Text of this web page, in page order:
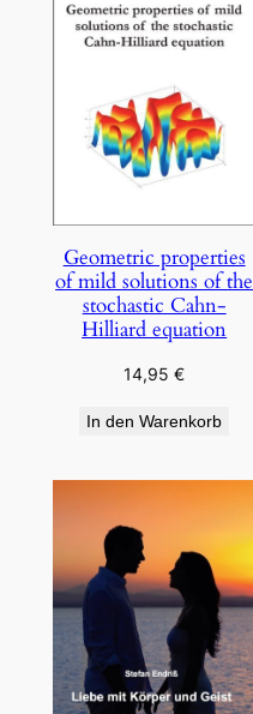
Geometric properties
of mild solutions of the
stochastic Cahn-
Hilliard equation
14,95€
In den Warenkorb